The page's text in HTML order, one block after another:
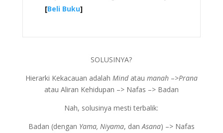
[Beli Buku]
SOLUSINYA?
Hierarki Kekacauan adalah Mindatau manah–>Prana
atau Aliran Kehidupan –> Nafas –> Badan
Nah, solusinya mesti terbalik:
Badan (dengan Yama, Niyama, dan Asana) –> Nafas